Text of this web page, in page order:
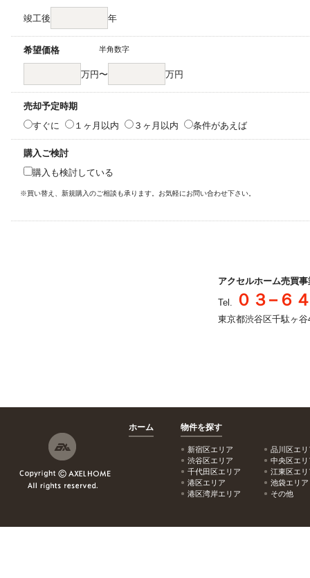
竣工後 年
希望価格 半角数字
万円〜 万円
売却予定時期
すぐに
１ヶ月以内 ３ヶ月以内 条件があえば
購入ご検討
購入も検討している
※買い替え、新規購入のご相談も承ります。お気軽にお問い合わせ下さい。
アクセルホーム売買事
Tel. ０３−６
東京都渋谷区千駄ヶ
ホーム 物件を探す
新宿区エリア
渋谷区エリア
千代田区エリア
港区エリア
港区湾岸エリア
品川区エリ
中央区エリ
江東区エリ
池袋エリア
その他